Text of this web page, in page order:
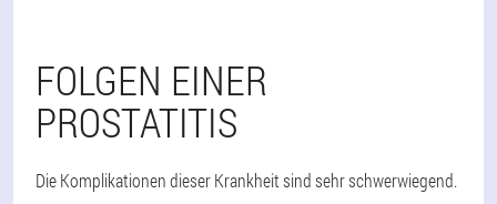
FOLGEN EINER
PROSTATITIS
Die Komplikationen dieser Krankheit sind sehr schwerwiegend.